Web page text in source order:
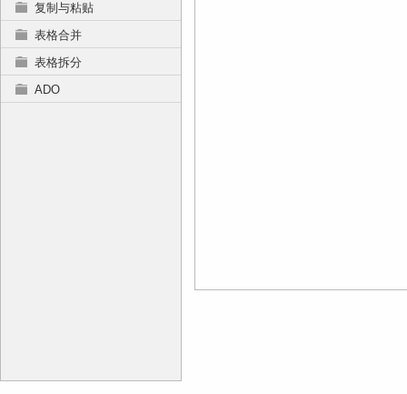
复制与粘贴
表格合并
表格拆分
ADO